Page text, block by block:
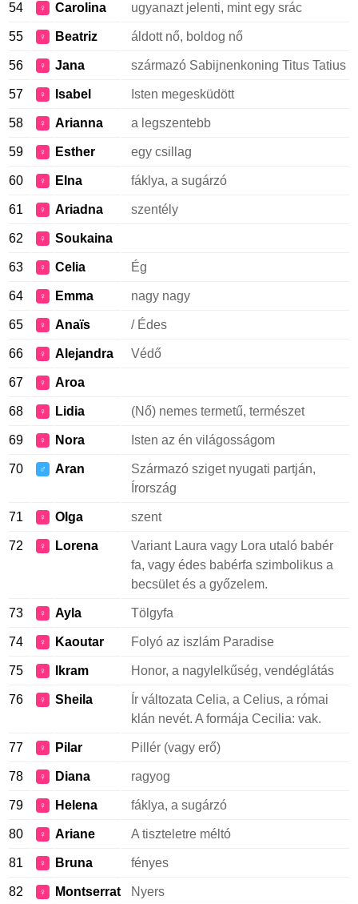
54 ♀ Carolina ugyanazt jelenti, mint egy srác
55 ♀ Beatriz áldott nő, boldog nő
56 ♀ Jana származó Sabijnenkoning Titus Tatius
57 ♀ Isabel Isten megesküdött
58 ♀ Arianna a legszentebb
59 ♀ Esther egy csillag
60 ♀ Elna fáklya, a sugárzó
61 ♀ Ariadna szentély
62 ♀ Soukaina
63 ♀ Celia Ég
64 ♀ Emma nagy nagy
65 ♀ Anaïs / Édes
66 ♀ Alejandra Védő
67 ♀ Aroa
68 ♀ Lidia (Nő) nemes termetű, természet
69 ♀ Nora Isten az én világosságom
70 ♂ Aran
Származó sziget nyugati partján,
Írország
71 ♀ Olga szent
72 ♀ Lorena
Variant Laura vagy Lora utaló babér
fa, vagy édes babérfa szimbolikus a
becsület és a győzelem.
73 ♀ Ayla Tölgyfa
74 ♀ Kaoutar Folyó az iszlám Paradise
75 ♀ Ikram Honor, a nagylelkűség, vendéglátás
76 ♀ Sheila
Ír változata Celia, a Celius, a római
klán nevét. A formája Cecilia: vak.
77 ♀ Pilar Pillér (vagy erő)
78 ♀ Diana ragyog
79 ♀ Helena fáklya, a sugárzó
80 ♀ Ariane A tiszteletre méltó
81 ♀ Bruna fényes
82 ♀ Montserrat Nyers